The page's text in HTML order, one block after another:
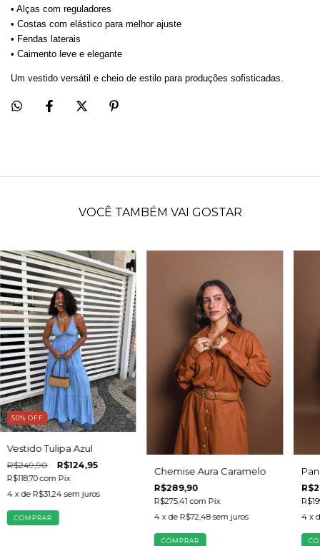
• Alças com reguladores
• Costas com elástico para melhor ajuste
• Fendas laterais
• Caimento leve e elegante
Um vestido versátil e cheio de estilo para produções sofisticadas.
VOCÊ TAMBÉM VAI GOSTAR
50% OFF
Vestido Tulipa Azul
R$249,90 R$124,95
R$118,70com Pix
4 x de R$31,24 sem juros
COMPRAR
Chemise Aura Caramelo
R$289,90
R$275,41com Pix
4 x de R$72,48 sem juros
COMPRAR
4 x